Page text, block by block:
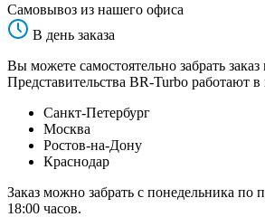
Самовывоз из нашего офиса
В день заказа
Вы можете самостоятельно забрать
Представительства BR-Turbo работают в
Санкт-Петербург
Москва
Ростов-на-Дону
Краснодар
Заказ можно забрать с понедельника по
18:00 часов.